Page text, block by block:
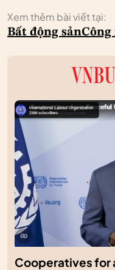
Xem thêm bài viết tại:
Bất động sảnCông
Cooperatives for